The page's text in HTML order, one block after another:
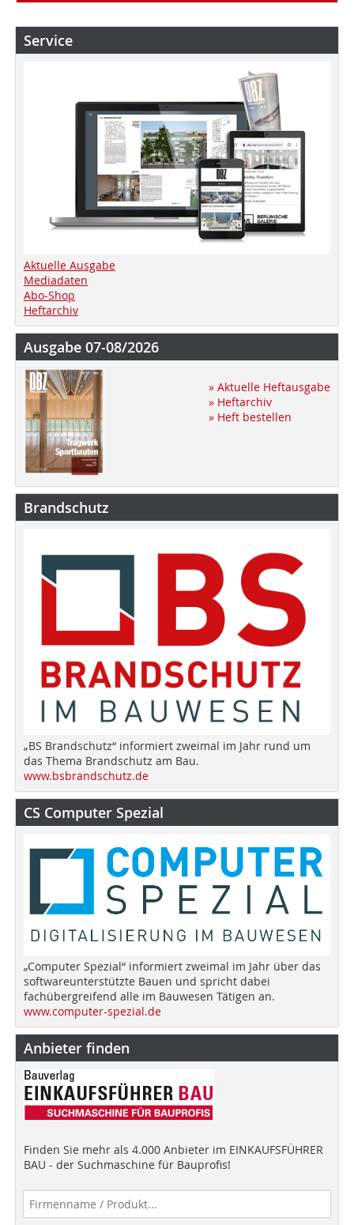
Service
Aktuelle Ausgabe
Mediadaten
Abo-Shop
Heftarchiv
Ausgabe 07-08/2026
» Aktuelle Heftausgabe
» Heftarchiv
» Heft bestellen
Brandschutz
„BS Brandschutz“ informiert zweimal im Jahr rund um
das Thema Brandschutz am Bau.
www.bsbrandschutz.de
CS Computer Spezial
„Computer Spezial“ informiert zweimal im Jahr über das
softwareunterstützte Bauen und spricht dabei
fachübergreifend alle im Bauwesen Tätigen an.
www.computer-spezial.de
Anbieter finden
Finden Sie mehr als 4.000 Anbieter im EINKAUFSFÜHRER
BAU - der Suchmaschine für Bauprofis!